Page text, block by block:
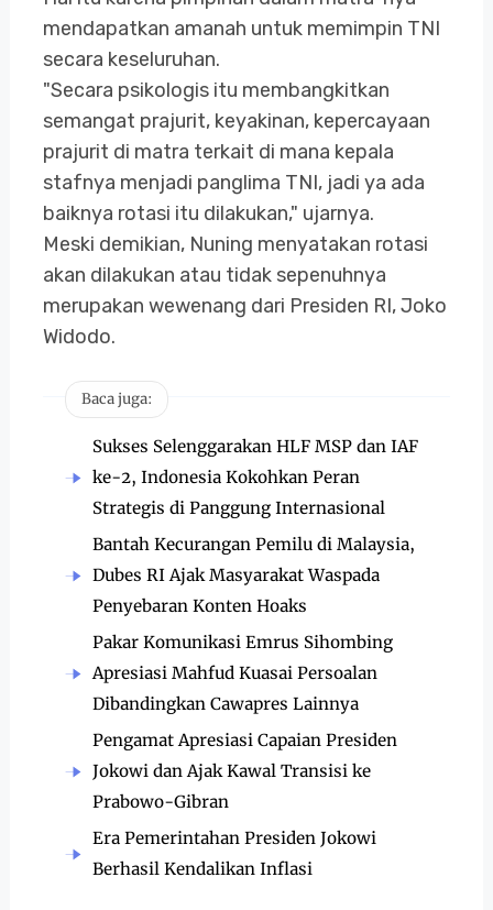
mendapatkan amanah untuk memimpin TNI
secara keseluruhan.
"Secara psikologis itu membangkitkan
semangat prajurit, keyakinan, kepercayaan
prajurit di matra terkait di mana kepala
stafnya menjadi panglima TNI, jadi ya ada
baiknya rotasi itu dilakukan," ujarnya.
Meski demikian, Nuning menyatakan rotasi
akan dilakukan atau tidak sepenuhnya
merupakan wewenang dari Presiden RI, Joko
Widodo.
Baca juga:
Sukses Selenggarakan HLF MSP dan IAF
ke-2, Indonesia Kokohkan Peran
Strategis di Panggung Internasional
Bantah Kecurangan Pemilu di Malaysia,
Dubes RI Ajak Masyarakat Waspada
Penyebaran Konten Hoaks
Pakar Komunikasi Emrus Sihombing
Apresiasi Mahfud Kuasai Persoalan
Dibandingkan Cawapres Lainnya
Pengamat Apresiasi Capaian Presiden
Jokowi dan Ajak Kawal Transisi ke
Prabowo-Gibran
Era Pemerintahan Presiden Jokowi
Berhasil Kendalikan Inflasi